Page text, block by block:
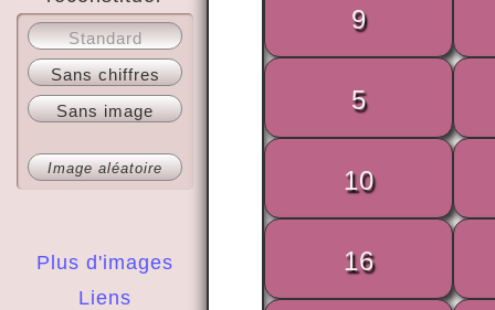
A propos
Plus d'images
Liens
Standard
Sans chiffres
Sans image
Image aléatoire
9
5
10
16